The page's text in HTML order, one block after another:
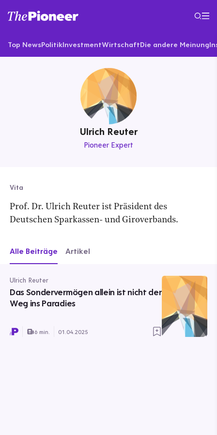
Top NewsPolitikInvestmentWirtschaftDie andere Meinung
Ulrich Reuter
Pioneer Expert
Vita
Prof. Dr. Ulrich Reuter ist Präsident des
Deutschen Sparkassen- und Giroverbands.
Alle Beiträge Artikel
Ulrich Reuter
Das Sondervermögen allein ist nicht der
Weg ins Paradies
6 min. 01.04.2025